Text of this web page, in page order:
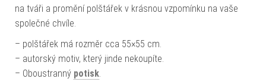
na tváři a promění polštářek v krásnou vzpomínku na vaše
společné chvíle.
– polštářek má rozměr cca 55×55 cm.
– autorský motiv, který jinde nekoupíte.
– Oboustranný potisk.